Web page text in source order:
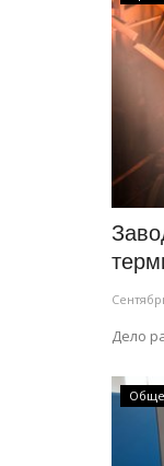
Дело